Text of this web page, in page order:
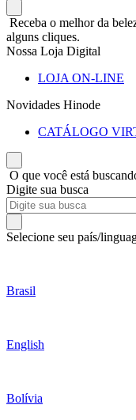
Receba o melhor da
alguns cliques.
Nossa Loja Digital
LOJA ON-LINE
Novidades Hinode
CATÁLOGO
O que você está
Digite sua busca
Selecione seu país/
Brasil
English
Bolívia